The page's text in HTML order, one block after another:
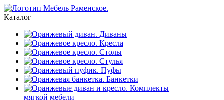
Каталог
Диваны
Кресла
Столы
Стулья
Пуфы
Банкетки
Комплекты
мягкой мебели